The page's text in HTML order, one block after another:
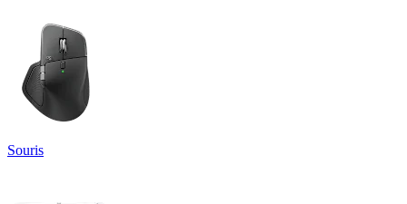
Souris